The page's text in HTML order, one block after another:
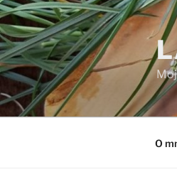
Przejdź
do
treści
O